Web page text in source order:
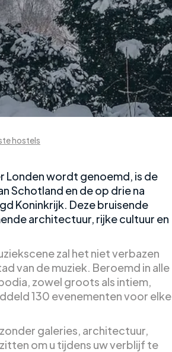
hostels
Londen wordt genoemd, is de
Schotland en de op drie na
Koninkrijk. Deze bruisende
architectuur, rijke cultuur en
zal het niet verbazen
van de muziek. Beroemd in alle
zowel groots als intiem,
130 evenementen voor elke
galeries, architectuur,
om u tijdens uw verblijf te